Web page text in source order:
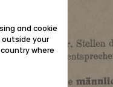
and cookie
your
where